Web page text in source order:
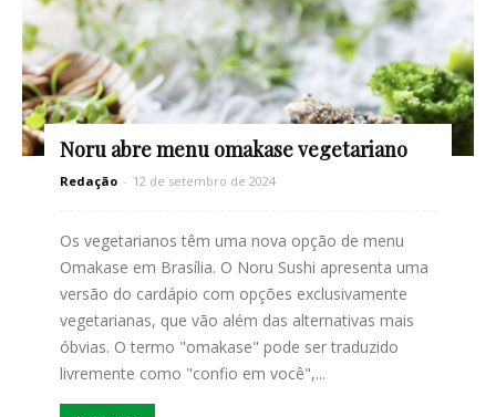
Noru abre menu omakase vegetariano
Redação - 12 de setembro de 2024
Os vegetarianos têm uma nova opção de menu
Omakase em Brasília. O Noru Sushi apresenta uma
versão do cardápio com opções exclusivamente
vegetarianas, que vão além das alternativas mais
óbvias. O termo "omakase" pode ser traduzido
livremente como "confio em você",...